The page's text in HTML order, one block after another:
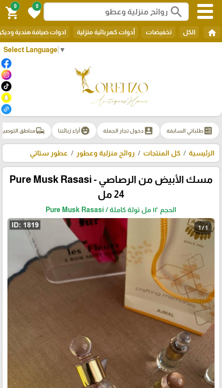
Select Language ▼
search
0
favorite
0
shopping_cart
home الكل تخفيضات أدوات كهربائية منزلية ادوات ضيافة هندية
ballotطلباتي السابقة account_box دخول تجار الجملة emoji_emotionsآراء زبائننا commuteمناطق
الرئيسية كل المنتجات روائح منزلية وعطور عطور ستاتي
مسك الأبيض من الرصاصي - Pure Musk Rasasi
24 مل
الحجم ١٢ مل تولة كاملة / Pure Musk Rasasi
1 / 1